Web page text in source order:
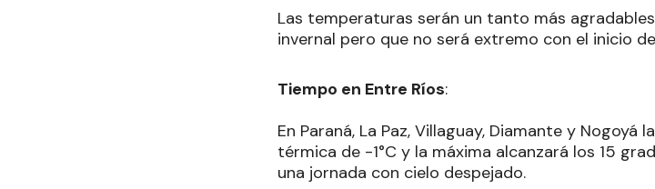
Las temperaturas serán un tanto más
invernal pero que no será extremo con el inicio
Tiempo en Entre Ríos:
En Paraná, La Paz, Villaguay, Diamante y
térmica de -1°C y la máxima alcanzará los 15
una jornada con cielo despejado.